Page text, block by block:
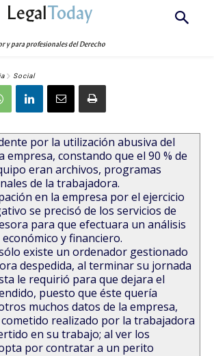
LegalToday
y para profesionales del Derecho
Social
por la utilización abusiva del
empresa, constando que el 90 % de
eran archivos, programas
de la trabajadora.
en la empresa por el ejercicio
se precisó de los servicios de
para que efectuara un análisis
y financiero.
existe un ordenador gestionado
despedida, al terminar su jornada
le requirió para que dejara el
puesto que éste quería
muchos datos de la empresa,
realizado por la trabajadora
en su trabajo; al ver los
por contratar a un perito